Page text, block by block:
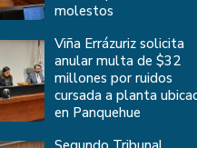
molestos
Viña Errázuriz solicita
anular multa de $32
millones por ruidos
cursada a planta
en Panquehue